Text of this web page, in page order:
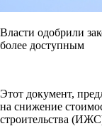
Власти одобрили
более доступным
Этот документ,
на снижение
строительства